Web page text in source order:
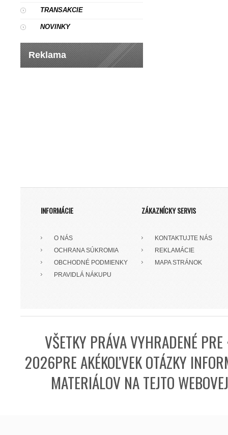
TRANSAKCIE
NOVINKY
Reklama
INFORMÁCIE
O NÁS
OCHRANA SÚKROMIA
OBCHODNÉ PODMIENKY
PRAVIDLÁ NÁKUPU
ZÁKAZNÍCKY SERVIS
KONTAKTUJTE NÁS
REKLAMÁCIE
MAPA STRÁNOK
VŠETKY PRÁVA VYHRADENÉ
2026PRE AKÉKOĽVEK OTÁZKY
MATERIÁLOV NA TEJTO